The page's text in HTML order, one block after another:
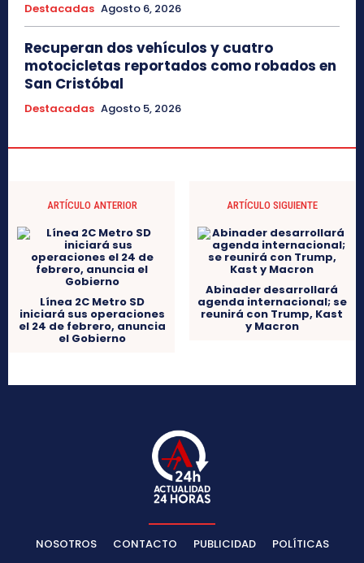
Destacadas Agosto 6, 2026
Recuperan dos vehículos y cuatro
motocicletas reportados como robados en
San Cristóbal
Destacadas Agosto 5, 2026
ARTÍCULO ANTERIOR
Línea 2C Metro SD
iniciará sus operaciones
el 24 de febrero, anuncia
el Gobierno
ARTÍCULO SIGUIENTE
Abinader desarrollará
agenda internacional; se
reunirá con Trump, Kast
y Macron
NOSOTROS CONTACTO PUBLICIDAD POLÍTICAS